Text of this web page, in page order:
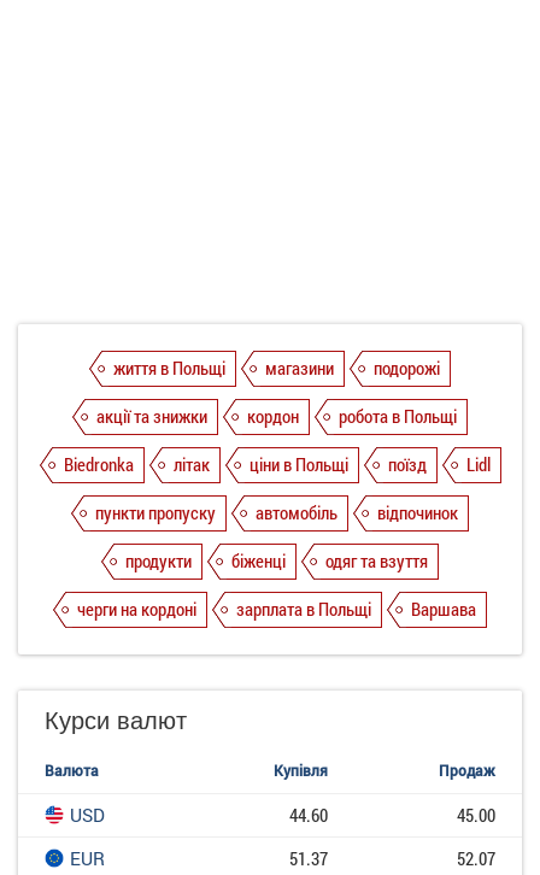
життя в Польщі магазини
подорожі
акції та знижки
кордон
робота в Польщі
Biedronka
літак ціни в Польщі поїзд
Lidl
пункти пропуску
автомобіль
відпочинок
продукти
біженці
одяг та взуття
черги на кордоні
зарплата в Польщі Варшава
Курси валют
Валюта Купівля Продаж
USD 44.60
45.00
EUR
51.37
52.07